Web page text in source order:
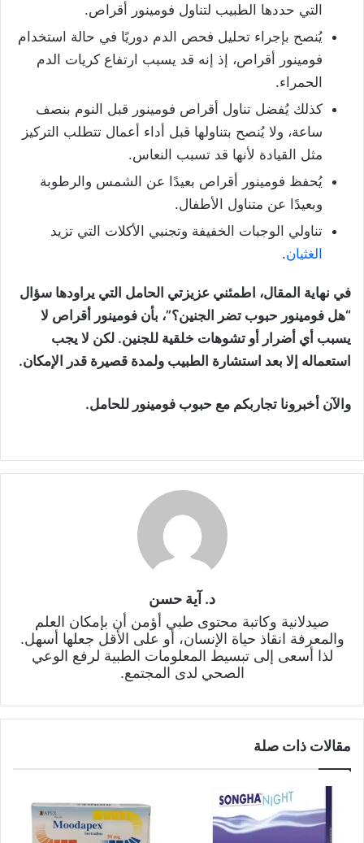
التي حددها الطبيب لتناول فومينور أقراص.
يُنصح بإجراء تحليل فحص الدم دوريًا في حالة استخدام
فومينور أقراص، إذ إنه قد يسبب ارتفاع كريات الدم
الحمراء.
كذلك يُفضل تناول أقراص فومينور قبل النوم بنصف
ساعة، ولا يُنصح بتناولها قبل أداء أعمال تتطلب التركيز
مثل القيادة لأنها قد تسبب النعاس.
يُحفظ فومينور أقراص بعيدًا عن الشمس والرطوبة
وبعيدًا عن متناول الأطفال.
تناولي الوجبات الخفيفة وتجنبي الأكلات التي تزيد
الغثيان.
في نهاية المقال، اطمئني عزيزتي الحامل التي يراودها سؤال
“هل فومينور حبوب تضر الجنين؟”، بأن فومينور أقراص لا
يسبب أي أضرار أو تشوهات خلقية للجنين. لكن لا يجب
استعماله إلا بعد استشارة الطبيب ولمدة قصيرة قدر الإمكان.
والآن أخبرونا تجاربكم مع حبوب فومينور للحامل.
د. آية حسن
صيدلانية وكاتبة محتوى طبي أؤمن أن بإمكان العلم
والمعرفة انقاذ حياة الإنسان، أو على الأقل جعلها أسهل.
لذا أسعى إلى تبسيط المعلومات الطبية لرفع الوعي
الصحي لدى المجتمع.
مقالات ذات صلة